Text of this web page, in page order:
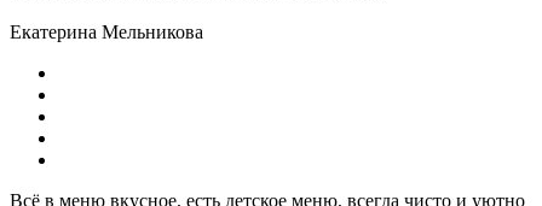
Екатерина Мельникова
Всё в меню вкусное, есть детское меню, всегда чисто и уютно